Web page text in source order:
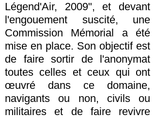
Légend'Air, 2009", et devant
l'engouement suscité, une
Commission Mémorial a été
mise en place. Son objectif est
de faire sortir de l'anonymat
toutes celles et ceux qui ont
œuvré dans ce domaine,
navigants ou non, civils ou
militaires et de faire revivre